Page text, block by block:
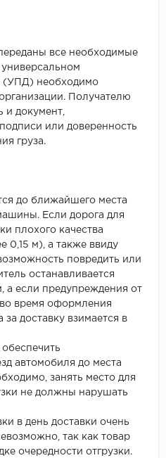
все необходимые
(УПД) необходимо
Получателю
и документ,
или доверенность
груза.
до ближайшего места
Если дорога для
плохого качества
0,15 м), а также ввиду
повредить или
останавливается
а если предупреждения от
во время оформления
за доставку взимается в
автомобиля до места
занять место для
не должны нарушать
в день доставки очень
так как товар
очередности отгрузки.